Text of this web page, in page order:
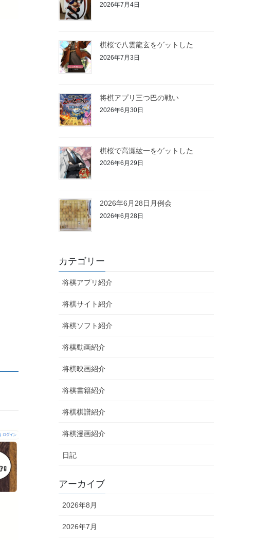
2026年7月4日
棋桜で八雲龍玄をゲットした
2026年7月3日
将棋アプリ三つ巴の戦い
2026年6月30日
棋桜で高瀬紘一をゲットした
2026年6月29日
2026年6月28日月例会
2026年6月28日
カテゴリー
将棋アプリ紹介
将棋サイト紹介
将棋ソフト紹介
将棋動画紹介
将棋映画紹介
将棋書籍紹介
将棋棋譜紹介
将棋漫画紹介
日記
アーカイブ
2026年8月
2026年7月